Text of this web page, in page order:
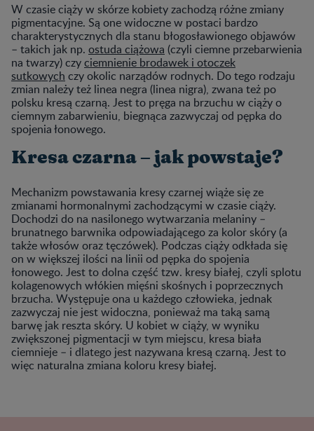
W czasie ciąży w skórze kobiety zachodzą różne zmiany
pigmentacyjne. Są one widoczne w postaci bardzo
charakterystycznych dla stanu błogosławionego objawów
– takich jak np. ostuda ciążowa (czyli ciemne przebarwienia
na twarzy) czyciemnienie brodawek i otoczek
sutkowych czy okolic narządów rodnych. Do tego rodzaju
zmian należy też linea negra (linea nigra), zwana też po
polsku kresą czarną. Jest to pręga na brzuchu w ciąży o
ciemnym zabarwieniu, biegnąca zazwyczaj od pępka do
spojenia łonowego.
Kresa czarna – jak powstaje?
Mechanizm powstawania kresy czarnej wiąże się ze
zmianami hormonalnymi zachodzącymi w czasie ciąży.
Dochodzi do na nasilonego wytwarzania melaniny –
brunatnego barwnika odpowiadającego za kolor skóry (a
także włosów oraz tęczówek). Podczas ciąży odkłada się
on w większej ilości na linii od pępka do spojenia
łonowego. Jest to dolna część tzw. kresy białej, czyli splotu
kolagenowych włókien mięśni skośnych i poprzecznych
brzucha. Występuje ona u każdego człowieka, jednak
zazwyczaj nie jest widoczna, ponieważ ma taką samą
barwę jak reszta skóry. U kobiet w ciąży, w wyniku
zwiększonej pigmentacji w tym miejscu, kresa biała
ciemnieje – i dlatego jest nazywana kresą czarną. Jest to
więc naturalna zmiana koloru kresy białej.